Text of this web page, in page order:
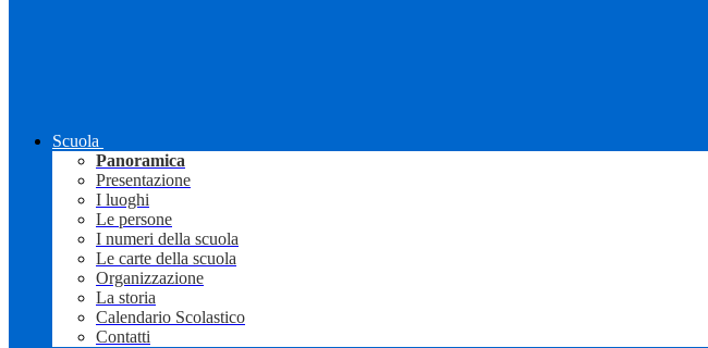
Scuola
Panoramica
Presentazione
I luoghi
Le persone
I numeri della scuola
Le carte della scuola
Organizzazione
La storia
Calendario Scolastico
Contatti